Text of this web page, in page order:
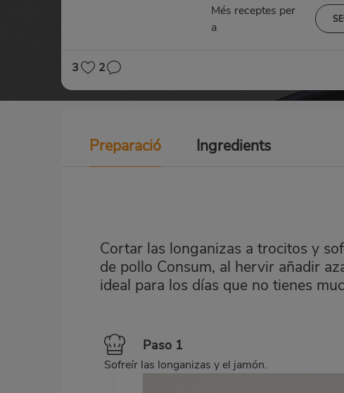
Més receptes per
a
3 2
Preparació Ingredients
Cortar las longanizas a trocitos y
de pollo Consum, al hervir añadir
ideal para los días que no tienes
Paso 1
Sofreír las longanizas y el jamón.